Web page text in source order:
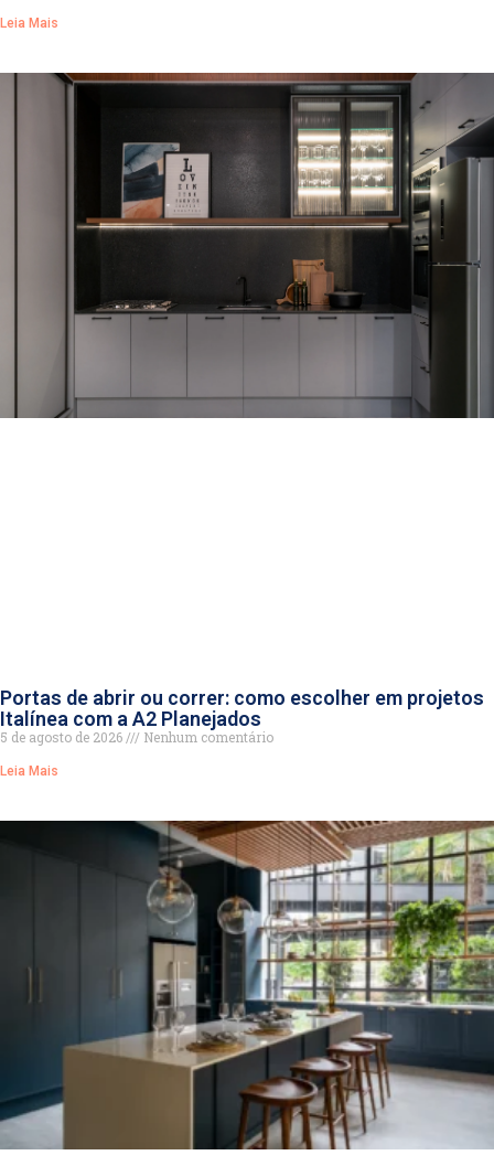
Leia Mais
Portas de abrir ou correr: como escolher em projetos
Italínea com a A2 Planejados
5 de agosto de 2026 Nenhum comentário
Leia Mais